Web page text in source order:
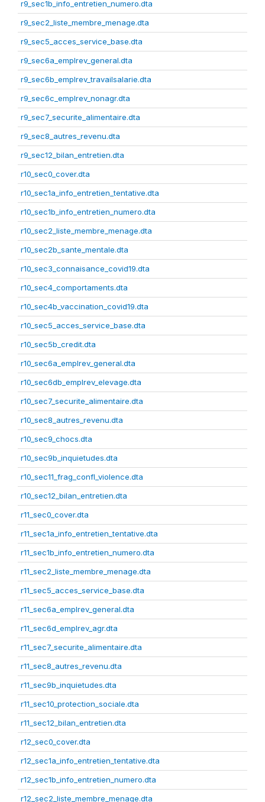
r9_sec1b_info_entretien_numero.dta
r9_sec2_liste_membre_menage.dta
r9_sec5_acces_service_base.dta
r9_sec6a_emplrev_general.dta
r9_sec6b_emplrev_travailsalarie.dta
r9_sec6c_emplrev_nonagr.dta
r9_sec7_securite_alimentaire.dta
r9_sec8_autres_revenu.dta
r9_sec12_bilan_entretien.dta
r10_sec0_cover.dta
r10_sec1a_info_entretien_tentative.dta
r10_sec1b_info_entretien_numero.dta
r10_sec2_liste_membre_menage.dta
r10_sec2b_sante_mentale.dta
r10_sec3_connaisance_covid19.dta
r10_sec4_comportaments.dta
r10_sec4b_vaccination_covid19.dta
r10_sec5_acces_service_base.dta
r10_sec5b_credit.dta
r10_sec6a_emplrev_general.dta
r10_sec6db_emplrev_elevage.dta
r10_sec7_securite_alimentaire.dta
r10_sec8_autres_revenu.dta
r10_sec9_chocs.dta
r10_sec9b_inquietudes.dta
r10_sec11_frag_confl_violence.dta
r10_sec12_bilan_entretien.dta
r11_sec0_cover.dta
r11_sec1a_info_entretien_tentative.dta
r11_sec1b_info_entretien_numero.dta
r11_sec2_liste_membre_menage.dta
r11_sec5_acces_service_base.dta
r11_sec6a_emplrev_general.dta
r11_sec6d_emplrev_agr.dta
r11_sec7_securite_alimentaire.dta
r11_sec8_autres_revenu.dta
r11_sec9b_inquietudes.dta
r11_sec10_protection_sociale.dta
r11_sec12_bilan_entretien.dta
r12_sec0_cover.dta
r12_sec1a_info_entretien_tentative.dta
r12_sec1b_info_entretien_numero.dta
r12_sec2_liste_membre_menage.dta